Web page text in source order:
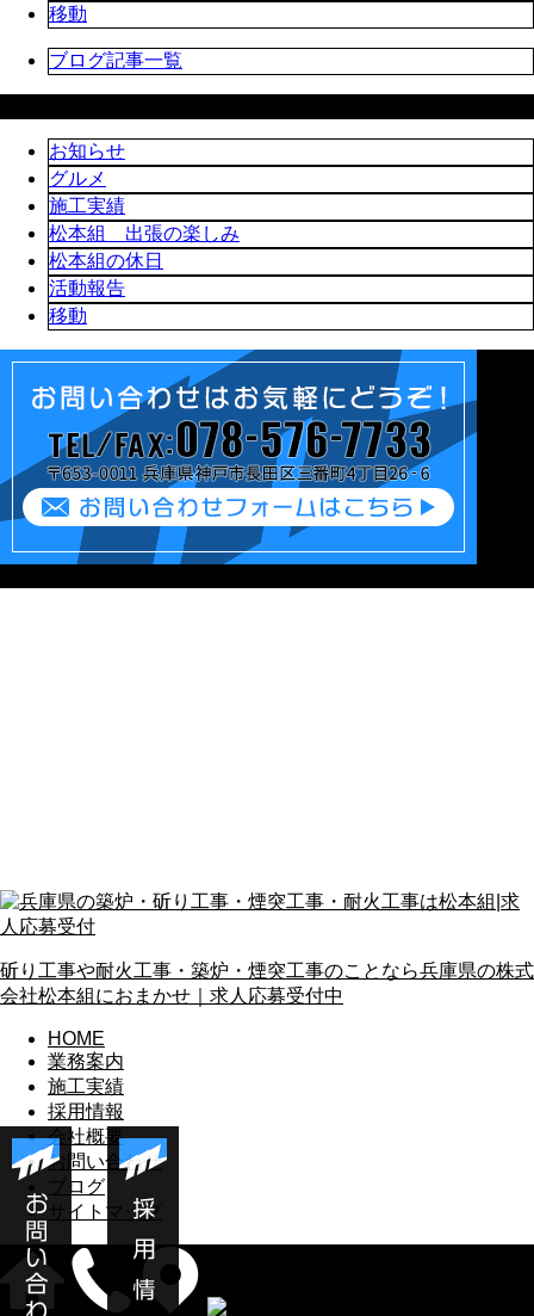
移動
ブログ記事一覧
お知らせ
グルメ
施工実績
松本組 出張の楽しみ
松本組の休日
活動報告
移動
斫り工事や耐火工事・築炉・煙突工事のことなら兵庫県の株式
会社松本組におまかせ｜求人応募受付中
HOME
業務案内
施工実績
採用情報
会社概要
お問い合わせ
ブログ
サイトマップ